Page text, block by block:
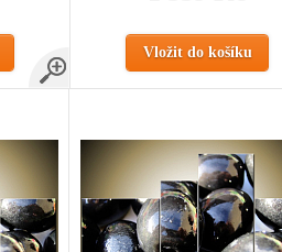
Vložit do košíku